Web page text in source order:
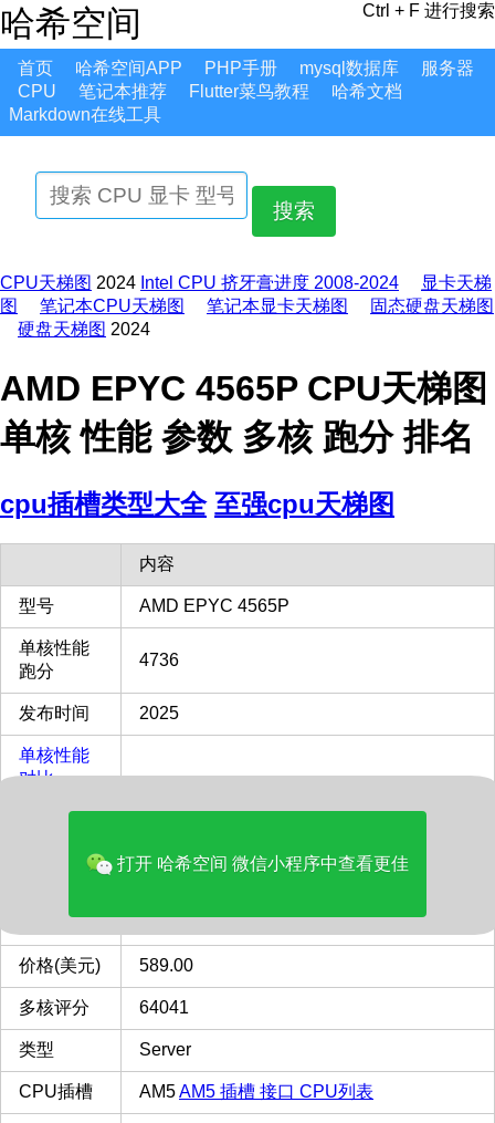
哈希空间 Ctrl + F 进行搜索
首页 哈希空间APP PHP手册 mysql数据库
服务器
CPU
笔记本推荐 Flutter菜鸟教程
哈希文档
Markdown在线工具
搜索
CPU天梯图 2024 Intel CPU 挤牙膏进度 2008-2024
显卡天梯
图
笔记本CPU天梯图 笔记本显卡天梯图
固态硬盘天梯图
硬盘天梯图 2024
AMD EPYC 4565P CPU天梯图
单核 性能 参数 多核 跑分 排名
cpu插槽类型大全 至强cpu天梯图
内容
型号 AMD EPYC 4565P
单核性能
跑分
4736
发布时间 2025
单核性能
对比
13900KF
多核性能
价格(美元) 589.00
多核评分 64041
类型 Server
CPU插槽 AM5AM5 插槽 接口 CPU列表
打开 哈希空间 微信小程序中查看更佳